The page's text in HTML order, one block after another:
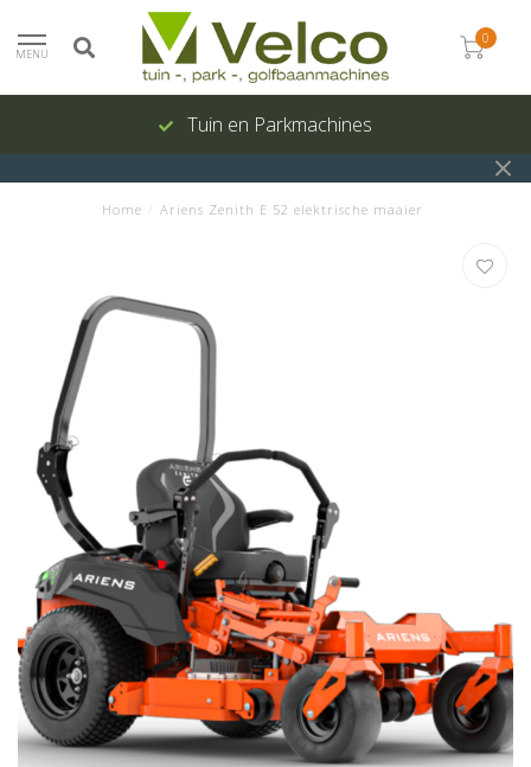
MENU
0
Tuin en Parkmachines
Home Ariens Zenith E 52 elektrische maaier